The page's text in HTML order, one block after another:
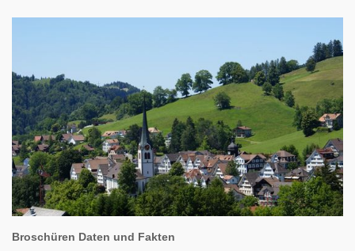
Broschüren Daten und Fakten